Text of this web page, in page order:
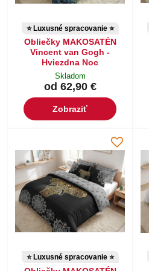
⭐ Luxusné spracovanie ⭐
Obliečky MAKOSATÉN
Vincent van Gogh -
Hviezdna Noc
Skladom
od 62,90 €
Zobraziť
⭐ Luxusné spracovanie ⭐